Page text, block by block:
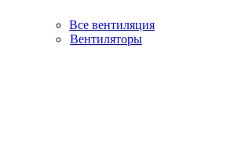
Все вентиляция
Вентиляторы